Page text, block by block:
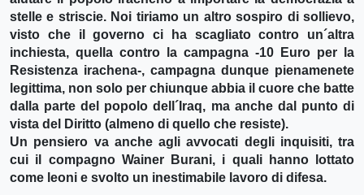
stelle e striscie. Noi tiriamo un altro sospiro di sollievo,
visto che il governo ci ha scagliato contro un´altra
inchiesta, quella contro la campagna -10 Euro per la
Resistenza irachena-, campagna dunque pienamenete
legittima, non solo per chiunque abbia il cuore che batte
dalla parte del popolo dell´Iraq, ma anche dal punto di
vista del Diritto (almeno di quello che resiste).
Un pensiero va anche agli avvocati degli inquisiti, tra
cui il compagno Wainer Burani, i quali hanno lottato
come leoni e svolto un inestimabile lavoro di difesa.